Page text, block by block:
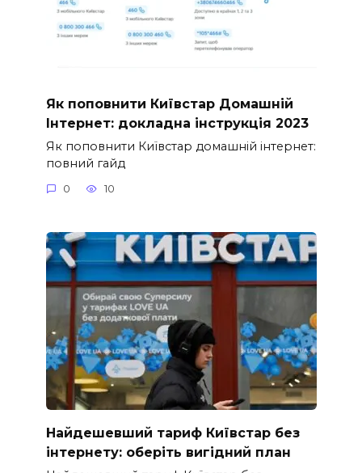
Як поповнити Київстар Домашній
Інтернет: докладна інструкція 2023
Як поповнити Київстар домашній інтернет:
повний гайд
0 10
Найдешевший тариф Київстар без
інтернету: оберіть вигідний план